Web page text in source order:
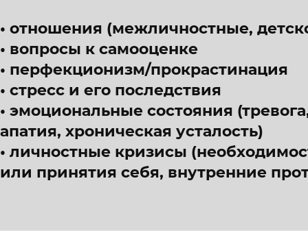
отношения (межличностные,
вопросы к самооценке
перфекционизм/прокрастинация
стресс и его последствия
эмоциональные состояния
апатия, хроническая усталость)
личностные кризисы
или принятия себя, внутренние